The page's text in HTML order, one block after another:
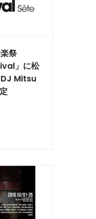
祭
」に松
DJ Mitsu